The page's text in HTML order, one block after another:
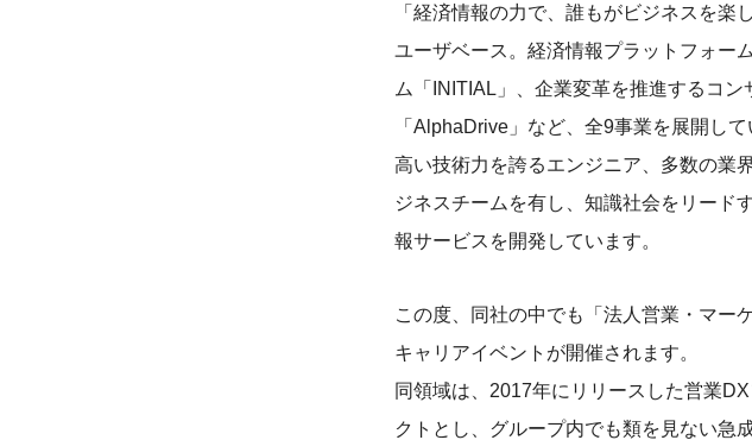
「経済情報の力で、誰もがビジネスを楽
ユーザベース。経済情報プラットフォー
ム「INITIAL」、企業変革を推進するコ
「AlphaDrive」など、全9事業を展開して
高い技術力を誇るエンジニア、多数の業
ジネスチームを有し、知識社会をリード
報サービスを開発しています。
この度、同社の中でも「法人営業・マー
キャリアイベントが開催されます。
同領域は、2017年にリリースした営業
クトとし、グループ内でも類を見ない急